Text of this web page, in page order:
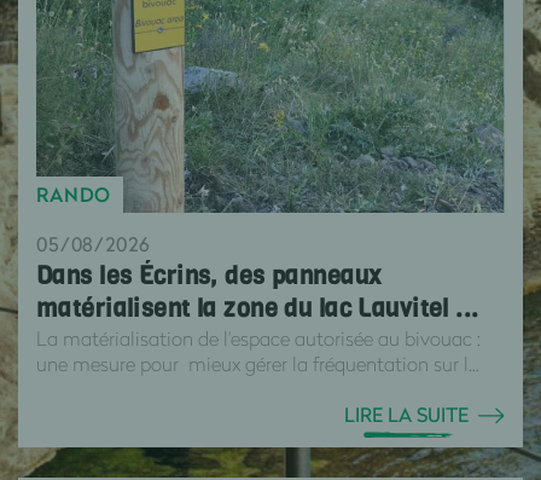
RANDO
05/08/2026
Dans les Écrins, des panneaux
matérialisent la zone du lac Lauvitel ...
La matérialisation de l'espace autorisée au bivouac :
une mesure pour mieux gérer la fréquentation sur l...
LIRE LA SUITE